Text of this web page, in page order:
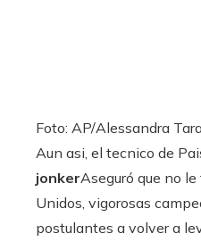
Foto: AP/Alessandra
Aun asi, el tecnico de
jonkerAseguró que no
Unidos, vigorosas
postulantes a volver a